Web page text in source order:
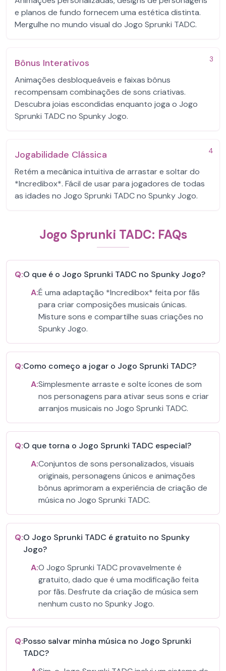
e planos de fundo fornecem uma estética distinta.
Mergulhe no mundo visual do Jogo Sprunki TADC.
3
Bônus Interativos
Animações desbloqueáveis ​​e faixas bônus
recompensam combinações de sons criativas.
Descubra joias escondidas enquanto joga o Jogo
Sprunki TADC no Spunky Jogo.
4
Jogabilidade Clássica
Retém a mecânica intuitiva de arrastar e soltar do
*Incredibox*. Fácil de usar para jogadores de todas
as idades no Jogo Sprunki TADC no Spunky Jogo.
Jogo Sprunki TADC: FAQs
Q:O que é o Jogo Sprunki TADC no Spunky Jogo?
A:É uma adaptação *Incredibox* feita por fãs
para criar composições musicais únicas.
Misture sons e compartilhe suas criações no
Spunky Jogo.
Q:Como começo a jogar o Jogo Sprunki TADC?
A:Simplesmente arraste e solte ícones de som
nos personagens para ativar seus sons e criar
arranjos musicais no Jogo Sprunki TADC.
Q:O que torna o Jogo Sprunki TADC especial?
A:Conjuntos de sons personalizados, visuais
originais, personagens únicos e animações
bônus aprimoram a experiência de criação de
música no Jogo Sprunki TADC.
Q:O Jogo Sprunki TADC é gratuito no Spunky
Jogo?
A:O Jogo Sprunki TADC provavelmente é
gratuito, dado que é uma modificação feita
por fãs. Desfrute da criação de música sem
nenhum custo no Spunky Jogo.
Q:Posso salvar minha música no Jogo Sprunki
TADC?